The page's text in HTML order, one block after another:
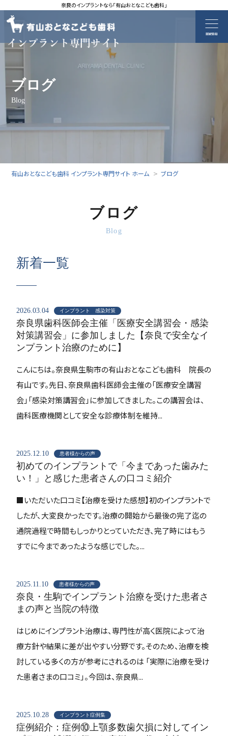
奈良のインプラントなら「有山おとなこども歯科」
menu
ブログ
Blog
有山おとなこども歯科 インプラント専門サイト ホーム ブログ
ブログ
Blog
新着一覧
2026.03.04 インプラント 感染対策
奈良県歯科医師会主催「医療安全講習会・感染
対策講習会」に参加しました【奈良で安全なイ
ンプラント治療のために】
こんにちは。奈良県生駒市の有山おとなこども歯科 院長の
有山です。先日、奈良県歯科医師会主催の「医療安全講習
会」「感染対策講習会」に参加してきました。この講習会は、
歯科医療機関として安全な診療体制を維持...
2025.12.10 患者様からの声
初めてのインプラントで「今まであった歯みた
い！」と感じた患者さんの口コミ紹介
■いただいた口コミ【治療を受けた感想】初のインプラントで
したが、大変良かったです。治療の開始から最後の完了迄の
通院過程で時間もしっかりとっていただき、完了時にはもう
すでに今まであったような感じでした。...
2025.11.10 患者様からの声
奈良・生駒でインプラント治療を受けた患者さ
まの声と当院の特徴
はじめにインプラント治療は、専門性が高く医院によって治
療方針や結果に差が出やすい分野です。そのため、治療を検
討している多くの方が参考にされるのは 「実際に治療を受け
た患者さまの口コミ」。今回は、奈良県...
2025.10.28 インプラント症例集
症例紹介：症例⑩上顎多数歯欠損に対してイン